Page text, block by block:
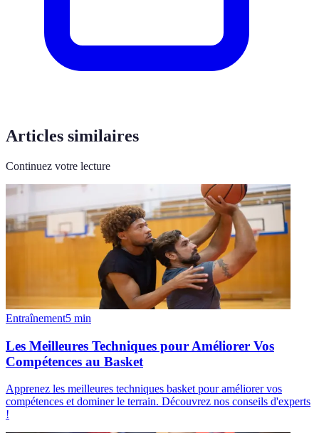
Articles similaires
Continuez votre lecture
Entraînement5 min
Les Meilleures Techniques pour Améliorer Vos
Compétences au Basket
Apprenez les meilleures techniques basket pour améliorer vos
compétences et dominer le terrain. Découvrez nos conseils d'experts
!